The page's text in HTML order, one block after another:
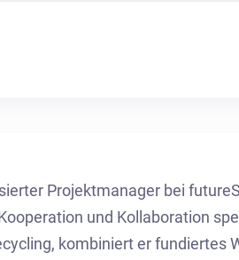
Projektmanager bei
und Kollaboration
kombiniert er fundiertes